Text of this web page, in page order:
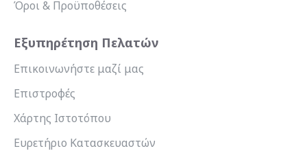
Όροι & Προϋποθέσεις
Εξυπηρέτηση Πελατών
Επικοινωνήστε μαζί μας
Επιστροφές
Χάρτης Ιστοτόπου
Ευρετήριο Κατασκευαστών